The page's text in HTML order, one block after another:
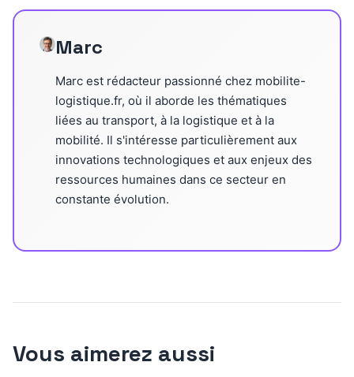
Marc
Marc est rédacteur passionné chez mobilite-
logistique.fr, où il aborde les thématiques
liées au transport, à la logistique et à la
mobilité. Il s'intéresse particulièrement aux
innovations technologiques et aux enjeux des
ressources humaines dans ce secteur en
constante évolution.
Vous aimerez aussi